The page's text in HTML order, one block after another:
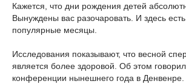
Кажется, что дни рождения детей
Вынуждены вас разочаровать. И здесь
популярные месяцы.
Исследования показывают, что весной
является более здоровой. Об этом
конференции нынешнего года в